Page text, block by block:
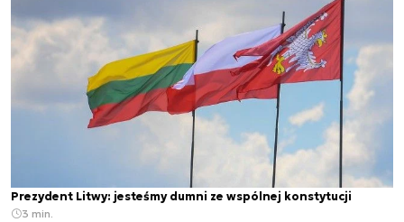
Prezydent Litwy: jesteśmy dumni ze wspólnej konstytucji
3 min.